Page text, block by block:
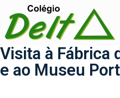
Visita à Fábrica
e ao Museu